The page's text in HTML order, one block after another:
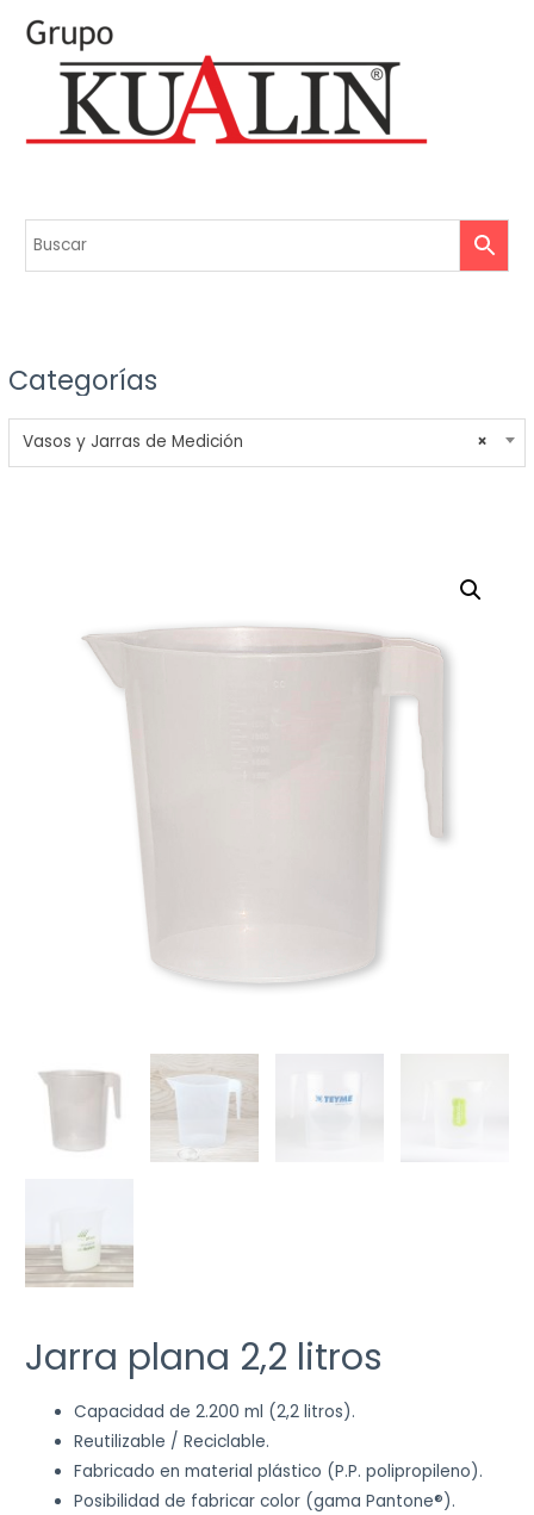
Categorías
×
Vasos y Jarras de Medición
Jarra plana 2,2 litros
Capacidad de 2.200 ml (2,2 litros).
Reutilizable / Reciclable.
Fabricado en material plástico (P.P. polipropileno).
Posibilidad de fabricar color (gama Pantone®).